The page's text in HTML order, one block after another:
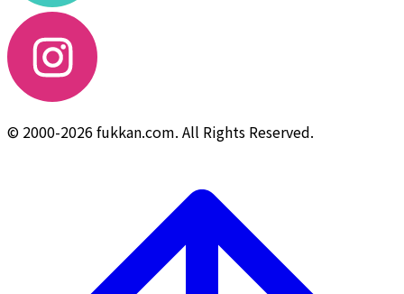
© 2000-2026 fukkan.com. All Rights Reserved.